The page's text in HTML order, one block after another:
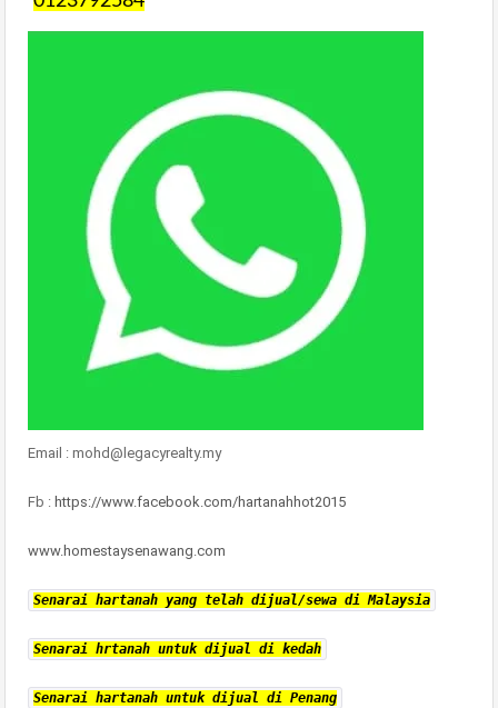
Email : mohd@legacyrealty.my
Fb : https://www.facebook.com/hartanahhot2015
www.homestaysenawang.com
Senarai hartanah yang telah dijual/sewa di Malaysia
Senarai hrtanah untuk dijual di kedah
Senarai hartanah untuk dijual di Penang